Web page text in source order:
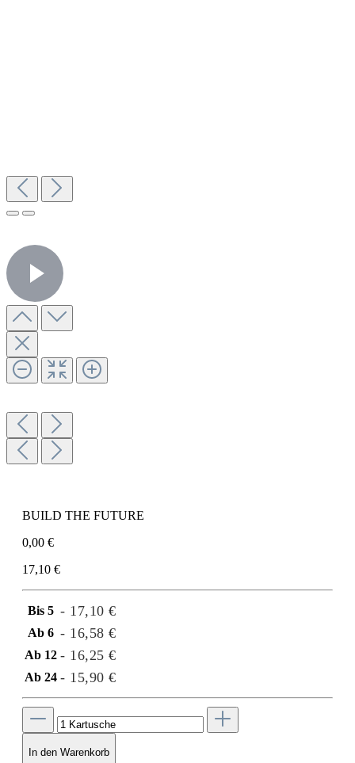
BUILD THE FUTURE
0,00 €
17,10 €
Bis 5 - 17,10 €
Ab 6 - 16,58 €
Ab 12 - 16,25 €
Ab 24 - 15,90 €
In den Warenkorb